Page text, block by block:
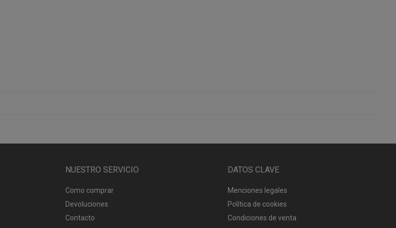
NUESTRO SERVICIO
Como comprar
Devoluciones
Contacto
DATOS CLAVE
Menciones legales
Política de cookies
Condiciones de venta